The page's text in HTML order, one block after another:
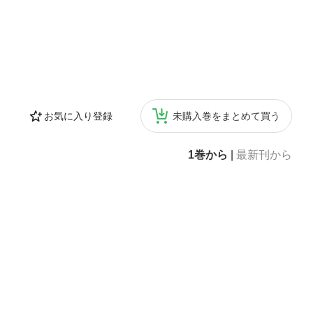
お気に入り登録 未購入巻をまとめて買う
1巻から 最新刊から